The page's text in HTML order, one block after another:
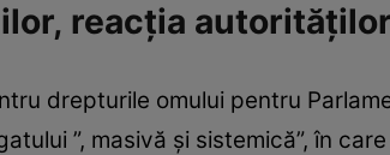
reacţia
drepturile omului pentru
”, masivă şi sistemică”, în